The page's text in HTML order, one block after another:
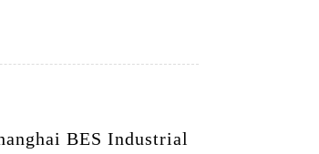
BES Industrial